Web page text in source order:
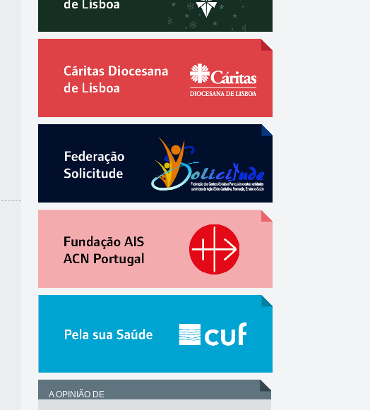
A OPINIÃO DE